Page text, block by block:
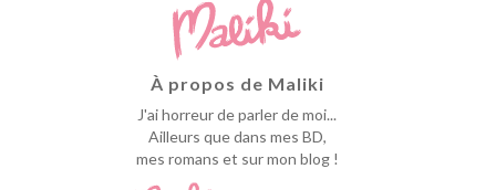
À propos de Maliki
J'ai horreur de parler de moi...
Ailleurs que dans mes BD,
mes romans et sur mon blog !